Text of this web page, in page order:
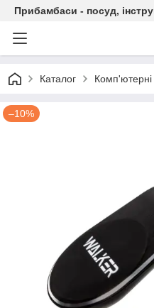
Прибамбаси - посуд,
Каталог Комп'ютерні
–10%